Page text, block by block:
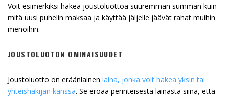
Voit esimerkiksi hakea joustoluottoa suuremman summan kuin
mitä uusi puhelin maksaa ja käyttää jäljelle jäävät rahat muihin
menoihin.
JOUSTOLUOTON OMINAISUUDET
Joustoluotto on eräänlainen laina, jonka voit hakea yksin tai
yhteishakijan kanssa. Se eroaa perinteisestä lainasta siinä, että